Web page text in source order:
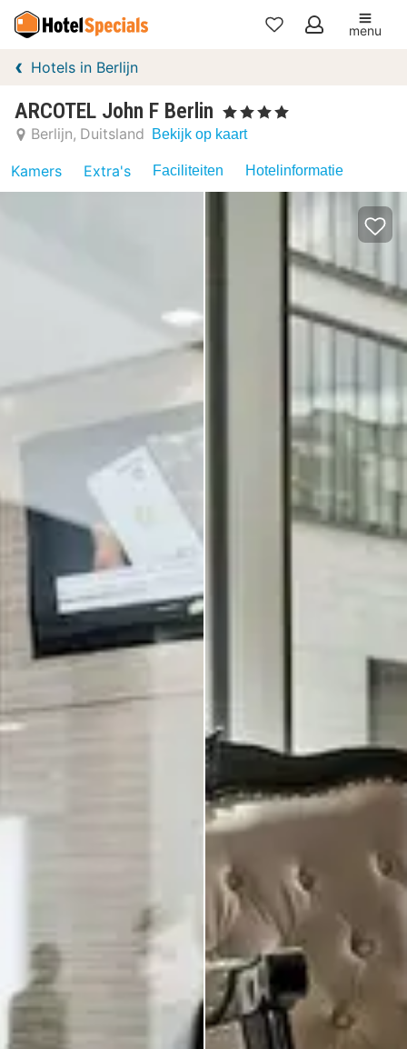
Mijn
menu
Hotels in Berlijn
ARCOTEL John F Berlin , 4 Sterren
Berlijn Duitsland Bekijk op kaart
Kamers Extra's Faciliteiten Hotelinformatie